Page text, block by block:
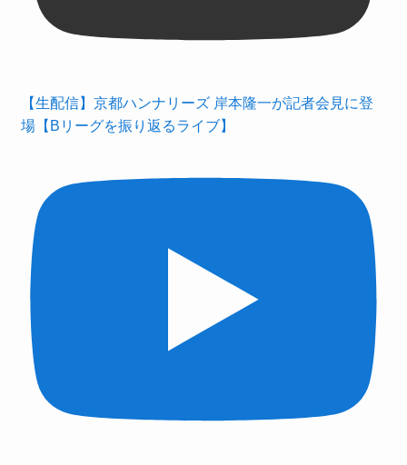
【生配信】京都ハンナリーズ 岸本隆一が記者会見に登
場【Bリーグを振り返るライブ】